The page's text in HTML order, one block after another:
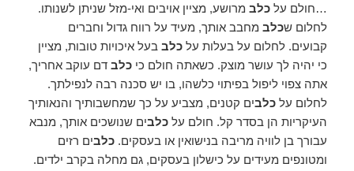
…חולם עלכלב מרושע, מציין אויבים ואי-מזל שניתן לשנותו.
לחלום שכלב מחבב אותך, מעיד על רווח גדול וחברים
קבועים. לחלום על בעלות עלכלב בעל איכויות טובות, מציין
כי יהיה לך עושר מוצק. כשאתה חולם כיכלב דם עוקב אחריך,
אתה צפוי ליפול בפיתוי כלשהו, ​​בו יש סכנה רבה לנפילתך.
לחלום עלכלבים קטנים, מצביע על כך שמחשבותיך והנאותיך
העיקריות הן בסדר קל. חולם עלכלבים שנושכים אותך, מנבא
עבורך בן לוויה מריבה בנישואין או בעסקים.כלבים רזים
ומטונפים מעידים על כישלון בעסקים, גם מחלה בקרב ילדים.